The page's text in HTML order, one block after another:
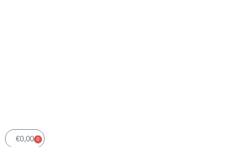
€0,00 0
Winkelwagen